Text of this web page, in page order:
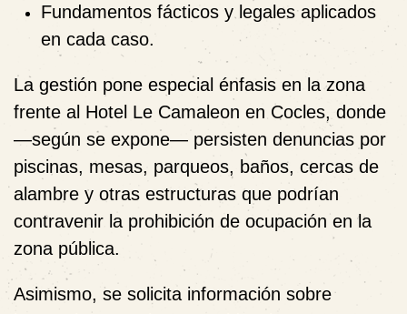
Fundamentos fácticos y legales aplicados
en cada caso.
La gestión pone especial énfasis en la zona
frente al Hotel Le Camaleon en Cocles, donde
—según se expone— persisten denuncias por
piscinas, mesas, parqueos, baños, cercas de
alambre y otras estructuras que podrían
contravenir la prohibición de ocupación en la
zona pública.
Asimismo, se solicita información sobre